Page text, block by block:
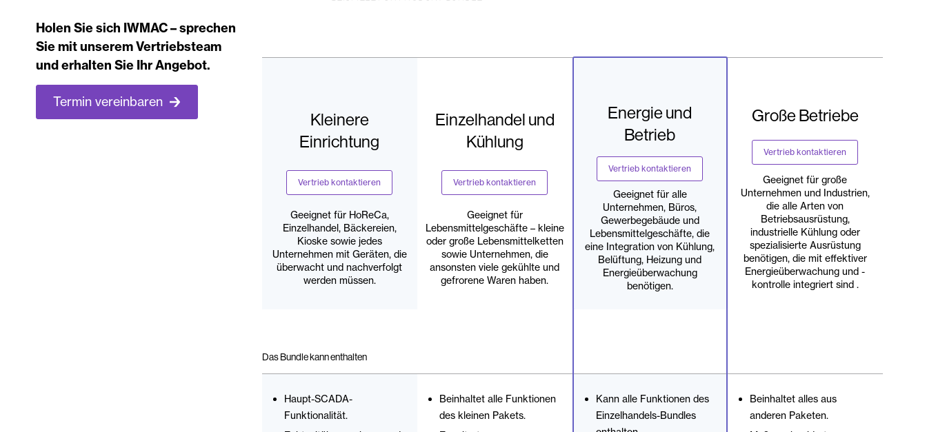
Holen Sie sich IWMAC – sprechen
Sie mit unserem Vertriebsteam
und erhalten Sie Ihr Angebot.
Termin vereinbaren
Kleinere
Einrichtung
Vertrieb kontaktieren
Geeignet für HoReCa,
Einzelhandel, Bäckereien,
Kioske sowie jedes
Unternehmen mit Geräten, die
überwacht und nachverfolgt
werden müssen.
Einzelhandel und
Kühlung
Vertrieb kontaktieren
Geeignet für
Lebensmittelgeschäfte – kleine
oder große Lebensmittelketten
sowie Unternehmen, die
ansonsten viele gekühlte und
gefrorene Waren haben.
Energie und
Betrieb
Vertrieb kontaktieren
Geeignet für alle
Unternehmen, Büros,
Gewerbegebäude und
Lebensmittelgeschäfte, die
eine Integration von Kühlung,
Belüftung, Heizung und
Energieüberwachung
benötigen.
Große Betriebe
Vertrieb kontaktieren
Geeignet für große
Unternehmen und Industrien,
die alle Arten von
Betriebsausrüstung,
industrielle Kühlung oder
spezialisierte Ausrüstung
benötigen, die mit effektiver
Energieüberwachung und -
kontrolle integriert sind .
Das Bundle kann enthalten
Haupt-SCADA-
Funktionalität.
Beinhaltet alle Funktionen
des kleinen Pakets.
Kann alle Funktionen des
Einzelhandels-Bundles
Beinhaltet alles aus
anderen Paketen.